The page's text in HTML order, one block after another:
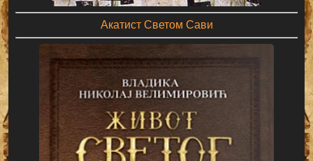
Акатист Светом Сави